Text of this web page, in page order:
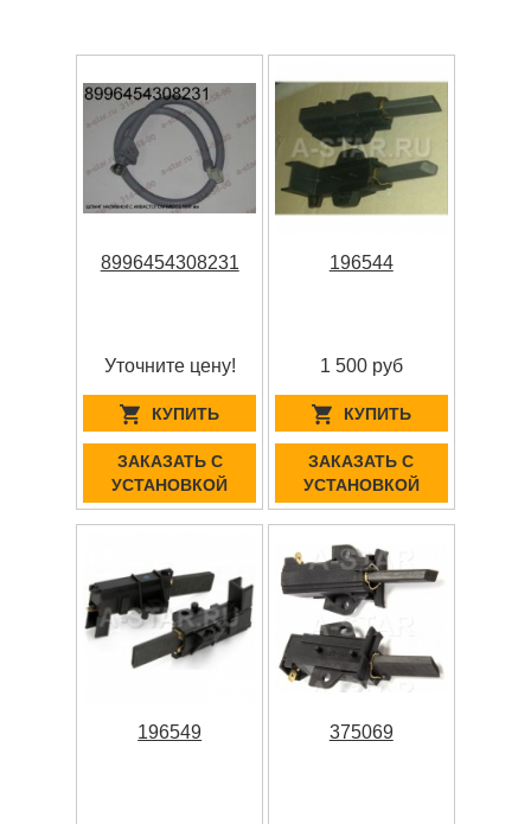
8996454308231
Уточните цену!
КУПИТЬ
ЗАКАЗАТЬ С
УСТАНОВКОЙ
196544
1 500 руб
КУПИТЬ
ЗАКАЗАТЬ С
УСТАНОВКОЙ
196549 375069